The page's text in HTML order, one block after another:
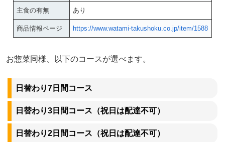
主食の有無 あり
商品情報ページ https://www.watami-takushoku.co.jp/item/1588
お惣菜同様、以下のコースが選べます。
日替わり7日間コース
日替わり3日間コース（祝日は配達不可）
日替わり2日間コース（祝日は配達不可）